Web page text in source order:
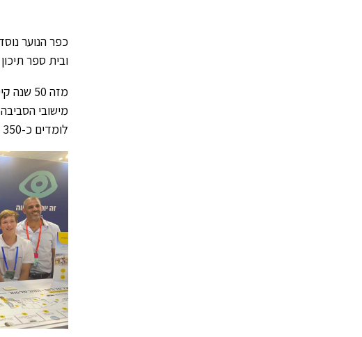
כפר הנוער
ובית ספר תיכון
מישובי
לומדים כ-350 חניכים המגיעים מישראל ומחו”ל, בכתות ט עד י”ב.